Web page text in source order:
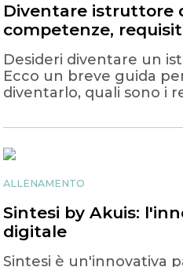
Diventare istruttore
competenze,
Desideri diventare un
Ecco un breve guida
diventarlo, quali sono i
ALLENAMENTO
Sintesi by Akuis:
digitale
Sintesi è un'innovativa